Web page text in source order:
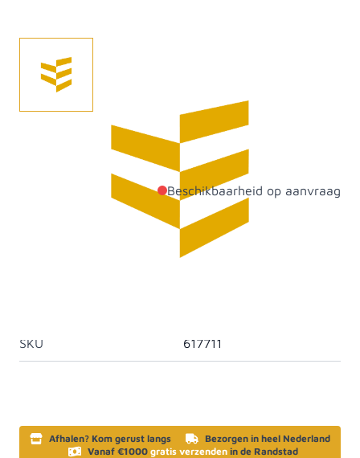
Handschoen Kelfort kel-grip winter foam (per paar) L
Beschikbaarheid op aanvraag
Productdetails
Anders
SKU 617711
Afhalen? Kom gerust langs
Bezorgen in heel Nederland
Vanaf €1000 gratis verzenden in de Randstad